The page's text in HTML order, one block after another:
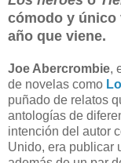
cómodo y único
año que viene.
Joe Abercrombie,
de novelas como
puñado de relatos
antologías de
intención del autor
Unido, era publicar